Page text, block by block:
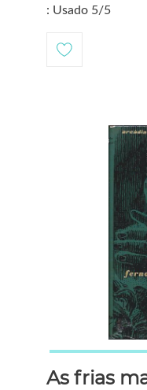
: Usado 5/5
As frias